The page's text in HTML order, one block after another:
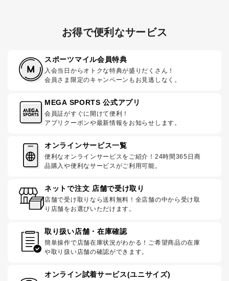
お得で便利なサービス
スポーツマイル会員特典
入会当日からオトクな特典が盛りだくさん！
会員さま限定のキャンペーンもお見逃しなく。
MEGA SPORTS 公式アプリ
会員証がすぐに開けて便利！
アプリクーポンや最新情報をお知らせします。
オンラインサービス一覧
便利なオンラインサービスをご紹介！24時間365日商
品購入や便利なサービスがご利用可能。
ネットで注文 店舗で受け取り
店舗で受け取りなら送料無料！全店舗の中から受け取
り店舗をお選びいただけます。
取り扱い店舗・在庫確認
簡単操作で店舗在庫状況がわかる！ご希望商品の在庫
や取り扱い店舗の確認ができます。
オンライン試着サービス(ユニサイズ)